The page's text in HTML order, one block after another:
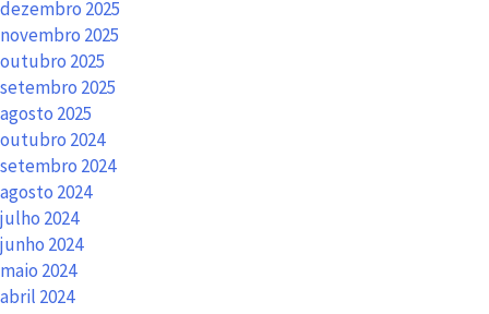
dezembro 2025
novembro 2025
outubro 2025
setembro 2025
agosto 2025
outubro 2024
setembro 2024
agosto 2024
julho 2024
junho 2024
maio 2024
abril 2024